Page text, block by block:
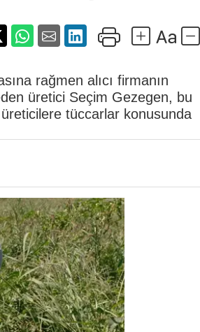
rağmen alıcı firmanın
üretici Seçim Gezegen, bu
tüccarlar konusunda